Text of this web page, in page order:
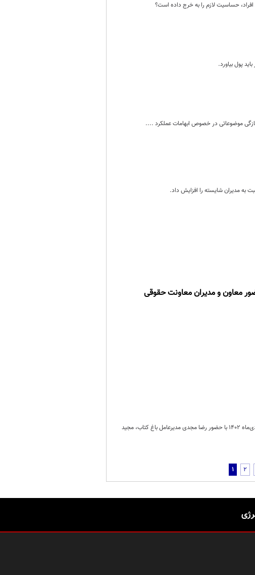
حساسیت لازم را به خرج داده است؟
پول بیاورد.
موضوعاتی در خصوص ابهامات عملکرد ....
به مدیران شایسته را افزایش داد.
معاون و مدیران معاونت حقوقی
آیین تکریم دکتر وحید نقشینه و معارفه دکتر سعید مکرّمی به عنوان معاون انتشارات باغ کتاب، شنبه دوم دی‌ماه ۱۴۰۲ با حضور رضا مجدی مدیرعامل باغ کتاب، مجید
1 2